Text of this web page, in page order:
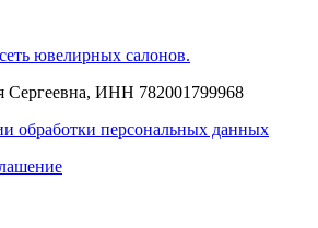
ювелирных салонов.
Сергеевна, ИНН 782001799968
обработки персональных данных